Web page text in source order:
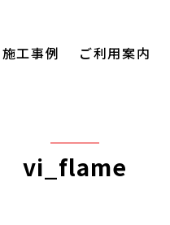
施工事例 ご利用案内
vi_flame